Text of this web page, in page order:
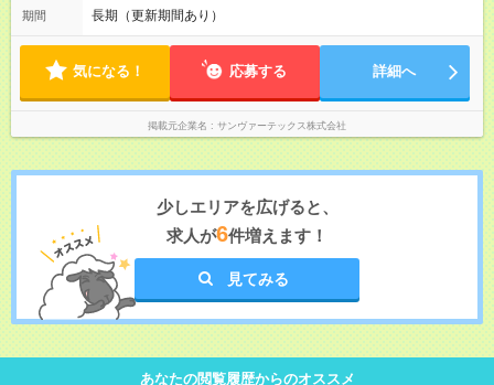
期間 長期（更新期間あり）
気になる！ 応募する 詳細へ
掲載元企業名 サンヴァーテックス株式会社
少しエリアを広げると、
求人が6件増えます！
見てみる
あなたの閲覧履歴からのオススメ